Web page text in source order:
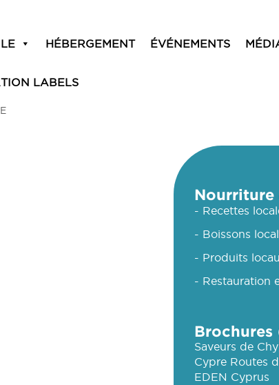
HÉBERGEMENT ÉVÉNEMENTS
LABELS
Nourriture
- Recettes
- Boissons
- Produits
- Restauration
Saveurs de
Cypre Routes
EDEN Cyprus